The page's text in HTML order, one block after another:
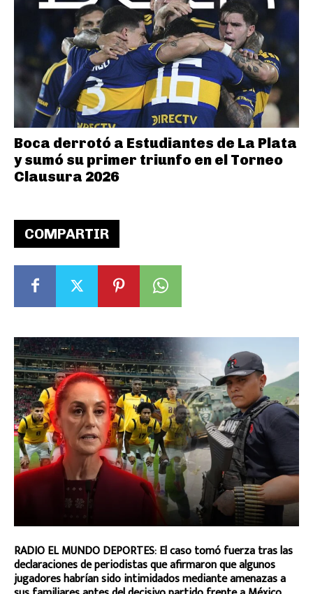
COMPARTIR
RADIO EL MUNDO DEPORTES: El caso tomó fuerza tras las
declaraciones de periodistas que afirmaron que algunos
jugadores habrían sido intimidados mediante amenazas a
Boca derrotó a Estudiantes de La Plata
y sumó su primer triunfo en el Torneo
Clausura 2026